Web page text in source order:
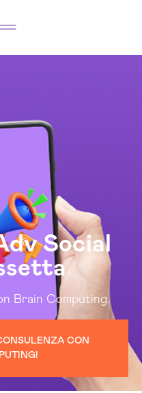
Social
Brain Computing.
CON